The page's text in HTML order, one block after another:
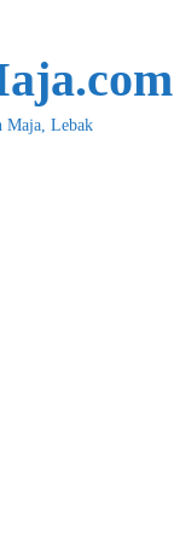
Maja, Lebak